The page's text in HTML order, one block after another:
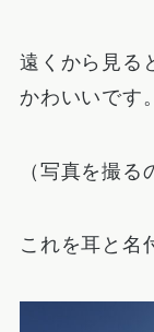
遠くから見る
かわいいです。
（写真を撮る
これを耳と名